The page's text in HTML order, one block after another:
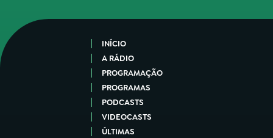
INÍCIO
A RÁDIO
PROGRAMAÇÃO
PROGRAMAS
PODCASTS
VIDEOCASTS
ÚLTIMAS